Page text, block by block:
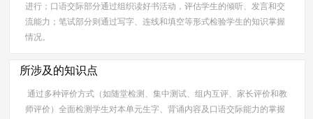
进行；口语交际部分通过组织读好书活动，评估学生的倾听、发言和交
流能力；笔试部分则通过写字、连线和填空等形式检验学生的知识掌握
情况。
所涉及的知识点
通过多种评价方式（如随堂检测、集中测试、组内互评、家长评价和教
师评价）全面检测学生对本单元生字、背诵内容及口语交际能力的掌握